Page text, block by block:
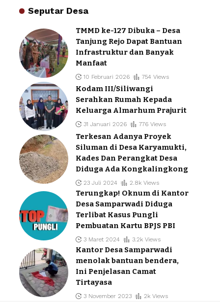
Seputar Desa
TMMD ke-127 Dibuka – Desa
Tanjung Rejo Dapat Bantuan
Infrastruktur dan Banyak
Manfaat
10 Februari 2026 754 Views
Kodam III/Siliwangi
Serahkan Rumah Kepada
Keluarga Almarhum Prajurit
31 Januari 2026 776 Views
Terkesan Adanya Proyek
Siluman di Desa Karyamukti,
Kades Dan Perangkat Desa
Diduga Ada Kongkalingkong
23 Juli 2024 2.8k Views
Terungkap! Oknum di Kantor
Desa Samparwadi Diduga
Terlibat Kasus Pungli
Pembuatan Kartu BPJS PBI
3 Maret 2024 3.2k Views
Kantor Desa Samparwadi
menolak bantuan bendera,
Ini Penjelasan Camat
Tirtayasa
3 November 2023 2k Views